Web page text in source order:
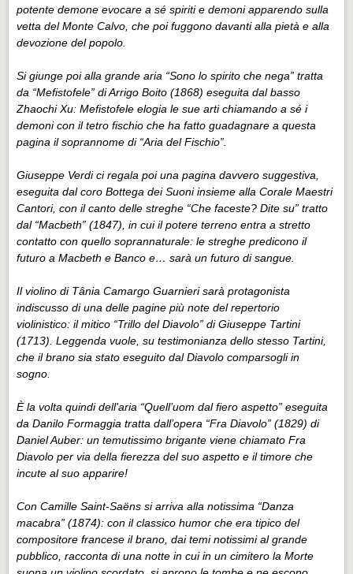
potente demone evocare a sé spiriti e demoni apparendo sulla
vetta del Monte Calvo, che poi fuggono davanti alla pietà e alla
devozione del popolo.
Si giunge poi alla grande aria “Sono lo spirito che nega” tratta
da “Mefistofele” di Arrigo Boito (1868) eseguita dal basso
Zhaochi Xu: Mefistofele elogia le sue arti chiamando a sé i
demoni con il tetro fischio che ha fatto guadagnare a questa
pagina il soprannome di “Aria del Fischio”.
Giuseppe Verdi ci regala poi una pagina davvero suggestiva,
eseguita dal coro Bottega dei Suoni insieme alla Corale Maestri
Cantori, con il canto delle streghe “Che faceste? Dite su” tratto
dal “Macbeth” (1847), in cui il potere terreno entra a stretto
contatto con quello soprannaturale: le streghe predicono il
futuro a Macbeth e Banco e… sarà un futuro di sangue.
Il violino di Tânia Camargo Guarnieri sarà protagonista
indiscusso di una delle pagine più note del repertorio
violinistico: il mitico “Trillo del Diavolo” di Giuseppe Tartini
(1713). Leggenda vuole, su testimonianza dello stesso Tartini,
che il brano sia stato eseguito dal Diavolo comparsogli in
sogno.
È la volta quindi dell'aria “Quell’uom dal fiero aspetto” eseguita
da Danilo Formaggia tratta dall’opera “Fra Diavolo” (1829) di
Daniel Auber: un temutissimo brigante viene chiamato Fra
Diavolo per via della fierezza del suo aspetto e il timore che
incute al suo apparire!
Con Camille Saint-Saëns si arriva alla notissima “Danza
macabra” (1874): con il classico humor che era tipico del
compositore francese il brano, dai temi notissimi al grande
pubblico, racconta di una notte in cui in un cimitero la Morte